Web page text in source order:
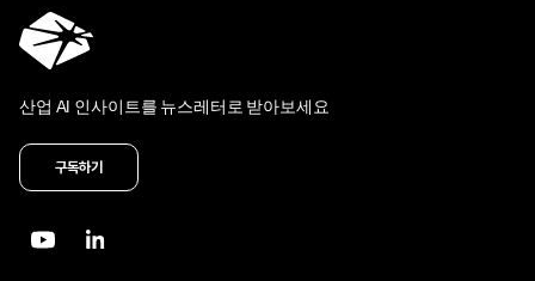
산업 AI 인사이트를 뉴스레터로 받아보세요
구독하기